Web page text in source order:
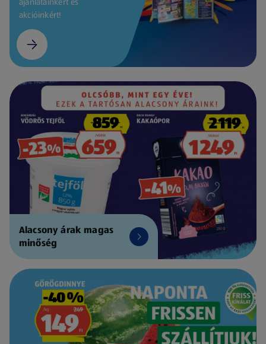
akcióinkért!
Alacsony árak magas
minőség